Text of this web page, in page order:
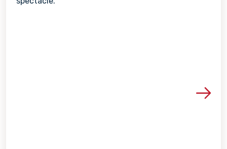
Voir les détails de la